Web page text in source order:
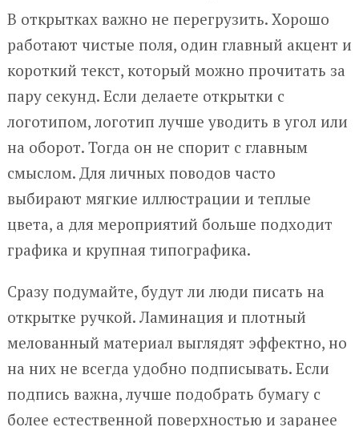
В открытках важно не перегрузить. Хорошо
работают чистые поля, один главный акцент и
короткий текст, который можно прочитать за
пару секунд. Если делаете открытки с
логотипом, логотип лучше уводить в угол или
на оборот. Тогда он не спорит с главным
смыслом. Для личных поводов часто
выбирают мягкие иллюстрации и теплые
цвета, а для мероприятий больше подходит
графика и крупная типографика.
Сразу подумайте, будут ли люди писать на
открытке ручкой. Ламинация и плотный
мелованный материал выглядят эффектно, но
на них не всегда удобно подписывать. Если
подпись важна, лучше подобрать бумагу с
более естественной поверхностью и заранее